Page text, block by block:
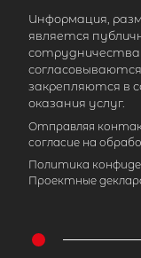
Информация,
является
закрепляются в
оказания услуг.
Отправляя
согласие на
Политика
Проектные